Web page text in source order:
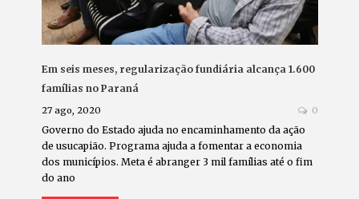
Em seis meses, regularização fundiária alcança 1.600
famílias no Paraná
27 ago, 2020 0
Governo do Estado ajuda no encaminhamento da ação
de usucapião. Programa ajuda a fomentar a economia
dos municípios. Meta é abranger 3 mil famílias até o fim
do ano